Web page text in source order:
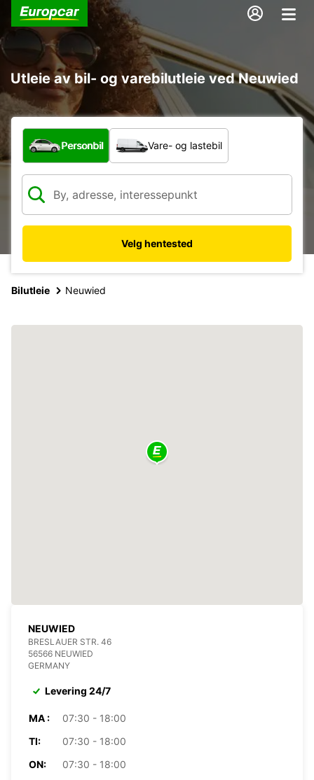
Utleie av bil- og varebilutleie ved Neuwied
Hvilken type bil?
Personbil Vare- og lastebil
Velg hentested
Bilutleie Neuwied
NEUWIED
BRESLAUER STR. 46
56566 NEUWIED
GERMANY
Levering 24/7
MA :
07:30 - 18:00
TI:
07:30 - 18:00
ON:
07:30 - 18:00